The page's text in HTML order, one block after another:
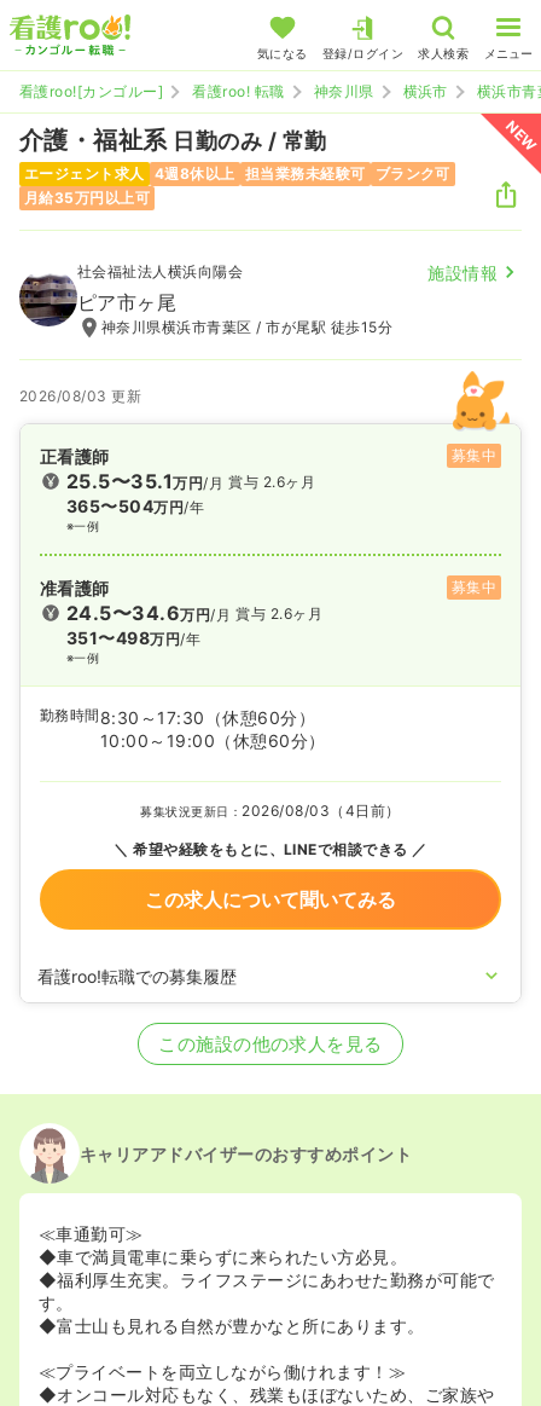
気になる 登録/ログイン 求人検索 メニュー
看護roo![カンゴルー] 看護roo! 転職 神奈川県 横浜市 横浜市青
介護・福祉系 日勤のみ / 常勤 NEW
エージェント求人 4週8休以上 担当業務未経験可
ブランク可
月給35万円以上可
社会福祉法人横浜向陽会 施設情報
ピア市ヶ尾
神奈川県横浜市青葉区 / 市が尾駅 徒歩15分
2026/08/03 更新
正看護師 募集中
25.5〜35.1万円/月
365〜504万円/年
※一例
賞与 2.6ヶ月
准看護師 募集中
24.5〜34.6万円/月
351〜498万円/年
※一例
賞与 2.6ヶ月
勤務時間 8:30～17:30
（休憩60分）
10:00～19:00 （休憩60分）
募集状況更新日： 2026/08/03（4日前）
希望や経験をもとに、LINEで相談できる
この求人について聞いてみる
看護roo!転職での募集履歴
正看護師の募集を休止
准看護師の募集を休止
2025/09/01正・准看護師の募集を休止
2024/10/29
2024/10/28正・准看護師の募集を開始
2024/04/22
2022/06/28准看護師の募集を休止
この施設の他の求人を見る
キャリアアドバイザーのおすすめポイント
≪車通勤可≫
◆車で満員電車に乗らずに来られたい方必見。
◆福利厚生充実。ライフステージにあわせた勤務が可能で
す。
◆富士山も見れる自然が豊かなと所にあります。
≪プライベートを両立しながら働けれます！≫
◆オンコール対応もなく、残業もほぼないため、ご家族や